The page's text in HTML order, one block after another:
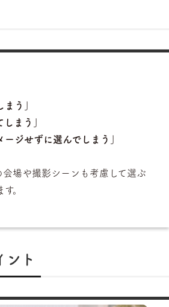
まう」
しまう」
ージせずに選んでしまう」
会場や撮影シーンも考慮して選ぶ
。
ント